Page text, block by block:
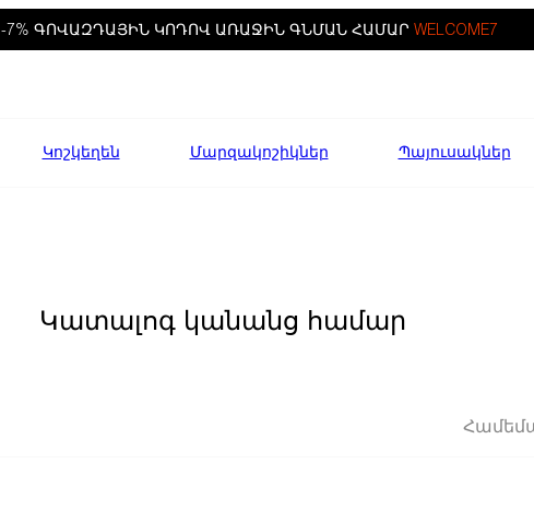
-7% ԳՈՎԱԶԴԱՅԻՆ ԿՈԴՈՎ ԱՌԱՋԻՆ ԳՆՄԱՆ ՀԱՄԱՐ WELCOME7
Կոշկեղեն Մարզակոշիկներ Պայուսակներ
Կատալոգ կանանց համար